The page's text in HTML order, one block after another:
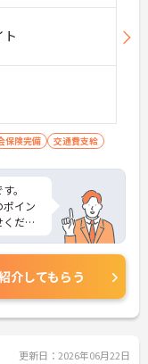
保険完備 交通費支給
。
ポイン
ださ
介してもらう
更新日：2026年06月22日